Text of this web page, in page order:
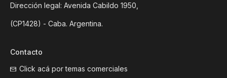
Dirección legal: Avenida Cabildo 1950,
(CP1428) - Caba. Argentina.
Contacto
Click acá por temas comerciales